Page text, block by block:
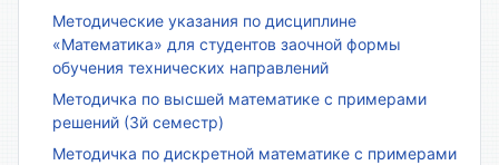
Методические указания по дисциплине
«Математика» для студентов заочной формы
обучения технических направлений
Методичка по высшей математике с примерами
решений (3й семестр)
Методичка по дискретной математике с примерами